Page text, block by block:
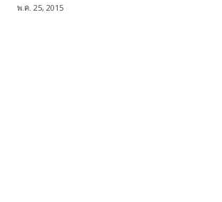
พ.ค. 25, 2015